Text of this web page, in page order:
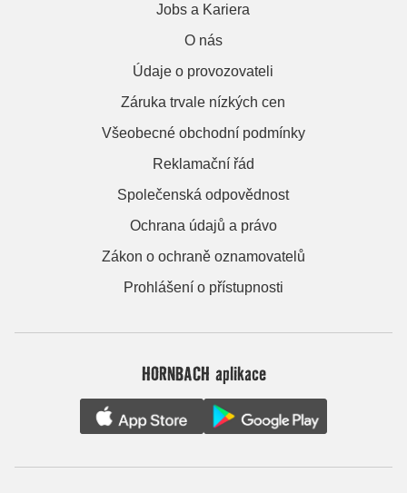
Jobs a Kariera
O nás
Údaje o provozovateli
Záruka trvale nízkých cen
Všeobecné obchodní podmínky
Reklamační řád
Společenská odpovědnost
Ochrana údajů a právo
Zákon o ochraně oznamovatelů
Prohlášení o přístupnosti
HORNBACH aplikace